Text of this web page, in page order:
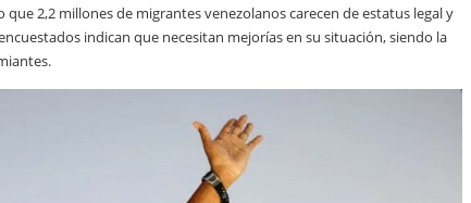
que 2,2 millones de migrantes venezolanos carecen de estatus legal y
indican que necesitan mejorías en su situación, siendo la